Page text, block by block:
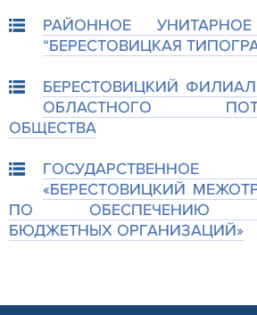
РАЙОННОЕ
“БЕРЕСТОВИЦКАЯ
БЕРЕСТОВИЦКИЙ
ОБЛАСТНОГО
ОБЩЕСТВА
ГОСУДАРСТВЕННОЕ
«БЕРЕСТОВИЦКИЙ
ПО ОБЕСПЕЧЕНИЮ
БЮДЖЕТНЫХ ОРГАНИЗАЦИЙ»